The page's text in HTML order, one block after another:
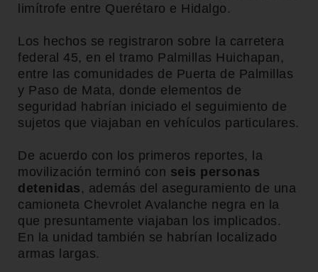
limítrofe entre Querétaro e Hidalgo.
Los hechos se registraron sobre la carretera
federal 45, en el tramo Palmillas Huichapan,
entre las comunidades de Puerta de Palmillas
y Paso de Mata, donde elementos de
seguridad habrían iniciado el seguimiento de
sujetos que viajaban en vehículos particulares.
De acuerdo con los primeros reportes, la
movilización terminó con seis personas
detenidas , además del aseguramiento de una
camioneta Chevrolet Avalanche negra en la
que presuntamente viajaban los implicados.
En la unidad también se habrían localizado
armas largas.